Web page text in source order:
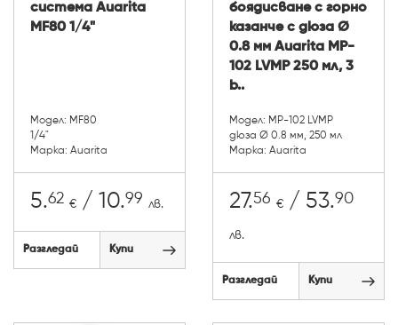
система Auarita
MF80 1/4"
Модел: MF80
1/4"
Марка: Auarita
5.62 € / 10.99 лв.
Разгледай Купи
боядисване с горно
казанче с дюза Ø
0.8 мм Auarita MP-
102 LVMP 250 мл, 3
b..
Модел: MP-102 LVMP
дюза Ø 0.8 мм, 250 мл
Марка: Auarita
27.56 € / 53.90
лв.
Разгледай Купи